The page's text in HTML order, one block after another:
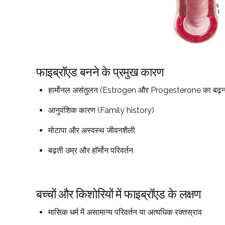
फाइब्रॉएड बनने के प्रमुख कारण
हार्मोनल असंतुलन (Estrogen और Progesterone का
आनुवंशिक कारण (Family history)
मोटापा और अस्वस्थ जीवनशैली
बढ़ती उम्र और हॉर्मोन परिवर्तन
बच्चों और किशोरियों में फाइब्रॉएड के लक्षण
मासिक धर्म में असामान्य परिवर्तन या अत्यधिक रक्तस्राव